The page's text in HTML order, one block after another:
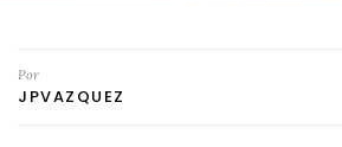
Por
JPVAZQUEZ